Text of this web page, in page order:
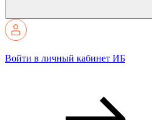
Войти в личный кабинет ИБ